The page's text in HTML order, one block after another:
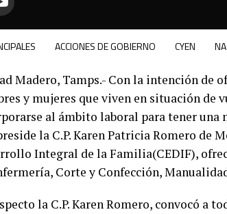
ACCIONES DE GOBIERNO CYEN
Madero, Tamps.- Con la intención de
y mujeres que viven en situación de
al ámbito laboral para tener una
la C.P. Karen Patricia Romero de
Integral de la Familia(CEDIF),
Corte y Confección,
la C.P. Karen Romero, convocó a